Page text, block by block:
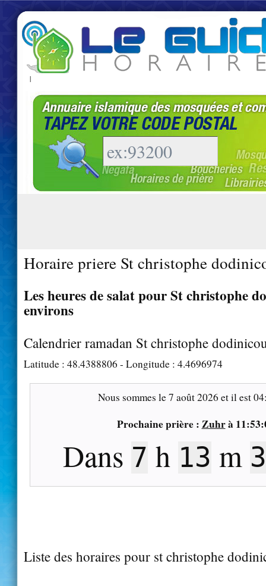
|
Horaire priere St christophe
Les heures de salat pour St christophe
environs
Calendrier ramadan St christophe
Latitude : 48.4388806 - Longitude : 4.4696974
Nous sommes le7 août 2026 et il est
Prochaine prière : Zuhrà
Dans 7 h 13 m
Liste des horaires pour st christophe